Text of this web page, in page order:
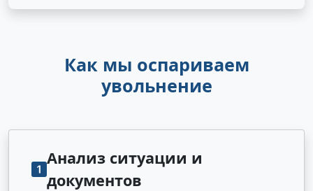
Как мы оспариваем
увольнение
Анализ ситуации и
документов